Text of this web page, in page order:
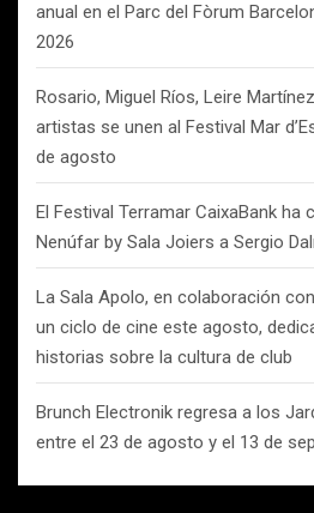
anual en el Parc del Fòrum
2026
Rosario, Miguel Ríos, Leire
artistas se unen al Festival Mar
de agosto
El Festival Terramar CaixaBank ha
Nenúfar by Sala Joiers a Sergio
La Sala Apolo, en colaboración
un ciclo de cine este agosto,
historias sobre la cultura de club
Brunch Electronik regresa a los
entre el 23 de agosto y el 13 de